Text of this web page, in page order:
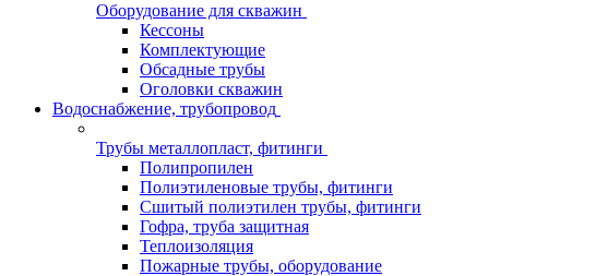
Оборудование для скважин
Кессоны
Комплектующие
Обсадные трубы
Оголовки скважин
Водоснабжение, трубопровод
Трубы металлопласт, фитинги
Полипропилен
Полиэтиленовые трубы, фитинги
Сшитый полиэтилен трубы, фитинги
Гофра, труба защитная
Теплоизоляция
Пожарные трубы, оборудование